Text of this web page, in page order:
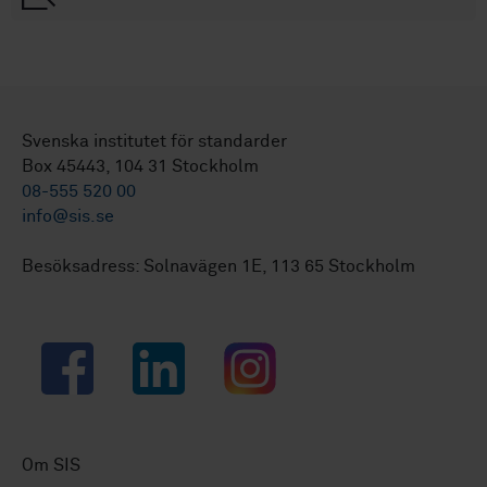
Svenska institutet för standarder
Box 45443, 104 31 Stockholm
08-555 520 00
info@sis.se
Besöksadress: Solnavägen 1E, 113 65 Stockholm
Facebook LinkedIn Instagram
Om SIS